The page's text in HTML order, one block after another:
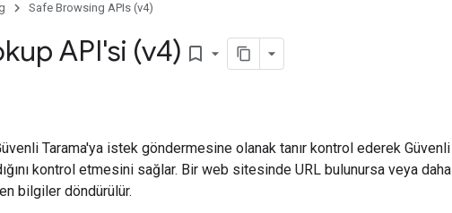
Safe Browsing APIs (v4)
API'si (v4) bookmark_border
Tarama'ya istek göndermesine olanak tanır kontrol ederek Güvenli
kontrol etmesini sağlar. Bir web sitesinde URL bulunursa veya daha
bilgiler döndürülür.